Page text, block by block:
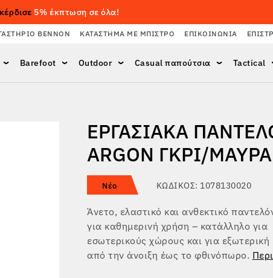
5% έκπτωση σε όλα!
BENNON ΚΑΤΆΣΤΗΜΑ ΜΕ ΜΠΙΣΤΡΌ ΕΠΙΚΟΙΝΩΝΊΑ
Barefoot Outdoor Casual παπούτσια Tactical
ΕΡΓΑΣΙΑΚΆ
ARGON ΓΚΡΙ/ΜΑΎΡΑ
Νέο ΚΩΔΙΚΌΣ: 1078130020
Άνετο, ελαστικό και ανθεκτικό
για καθημερινή χρήση – κατάλληλο για
εσωτερικούς χώρους και για εξωτερική
από την άνοιξη έως το φθινόπωρο.